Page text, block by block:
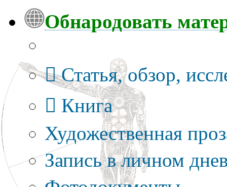
Обнародовать
Статья, обзор,
Книга
Художественная
Запись в личном